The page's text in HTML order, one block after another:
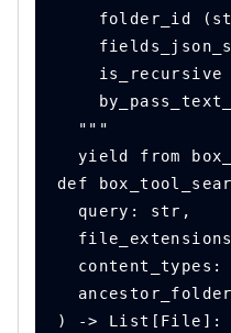
folder_id
is_recursive
  """
yield from
def
  query: str,
content_types:
) -> List[File]: